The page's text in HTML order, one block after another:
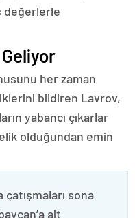
değerlerle
Geliyor
her zaman
bildiren Lavrov,
yabancı çıkarlar
olduğundan emin
çatışmaları sona
ait